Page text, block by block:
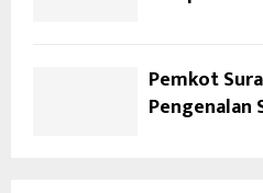
Pemkot
Pengenalan